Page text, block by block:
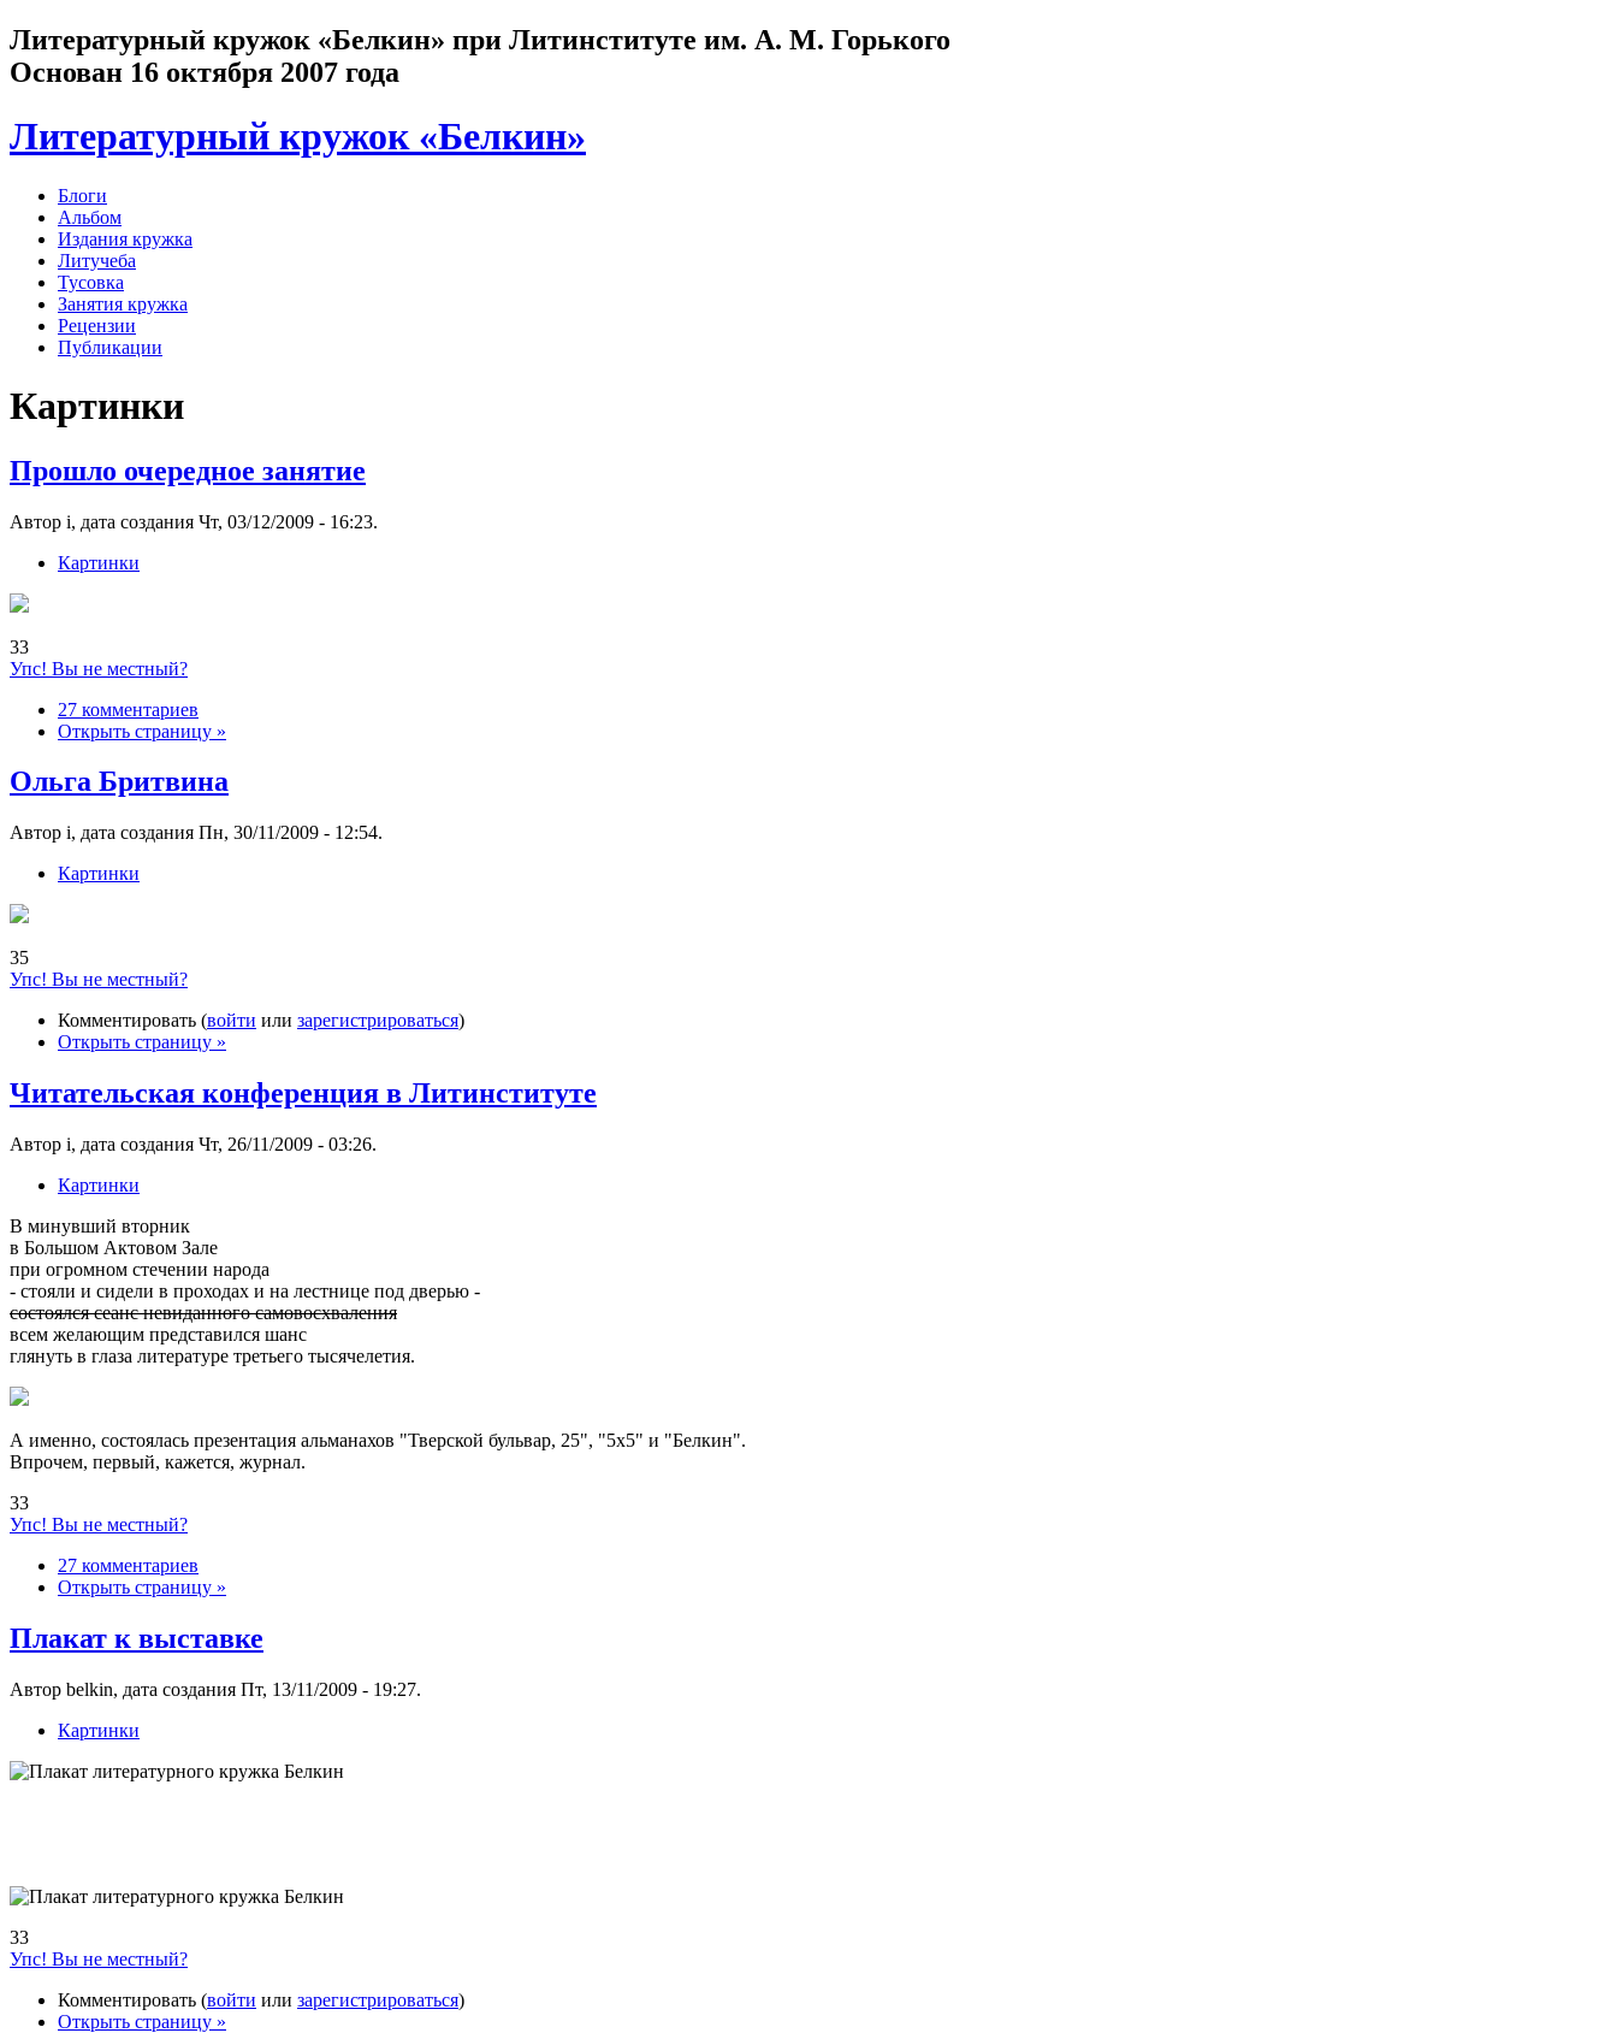
Литературный кружок «Белкин» при Литинституте им. А. М. Горького
Основан 16 октября 2007 года
Литературный кружок «Белкин»
Блоги
Альбом
Издания кружка
Литучеба
Тусовка
Занятия кружка
Рецензии
Публикации
Картинки
Прошло очередное занятие
Автор i, дата создания Чт, 03/12/2009 - 16:23.
Картинки
33
Упс! Вы не местный?
27 комментариев
Открыть страницу »
Ольга Бритвина
Автор i, дата создания Пн, 30/11/2009 - 12:54.
Картинки
35
Упс! Вы не местный?
Комментировать (войти или зарегистрироваться)
Открыть страницу »
Читательская конференция в Литинституте
Автор i, дата создания Чт, 26/11/2009 - 03:26.
Картинки
В минувший вторник
в Большом Актовом Зале
при огромном стечении народа
- стояли и сидели в проходах и на лестнице под дверью -
состоялся сеанс невиданного самовосхваления
всем желающим представился шанс
глянуть в глаза литературе третьего тысячелетия.
А именно, состоялась презентация альманахов "Тверской бульвар, 25", "5х5" и "Белкин".
Впрочем, первый, кажется, журнал.
33
Упс! Вы не местный?
27 комментариев
Открыть страницу »
Плакат к выставке
Автор belkin, дата создания Пт, 13/11/2009 - 19:27.
Картинки
33
Упс! Вы не местный?
Комментировать (войти или зарегистрироваться)
Открыть страницу »